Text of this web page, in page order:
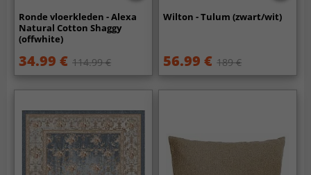
Ronde vloerkleden - Alexa
Natural Cotton Shaggy
(offwhite)
34.99 € 114.99 €
Wilton - Tulum (zwart/wit)
56.99 € 189 €